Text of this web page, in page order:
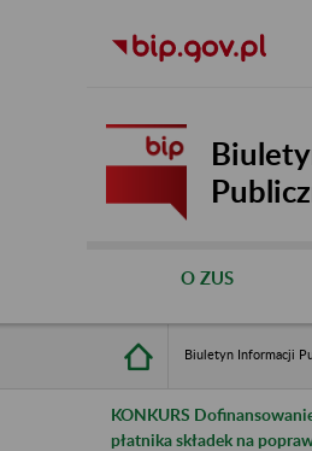
O ZUS
Biuletyn Informacji
KONKURS
płatnika składek na